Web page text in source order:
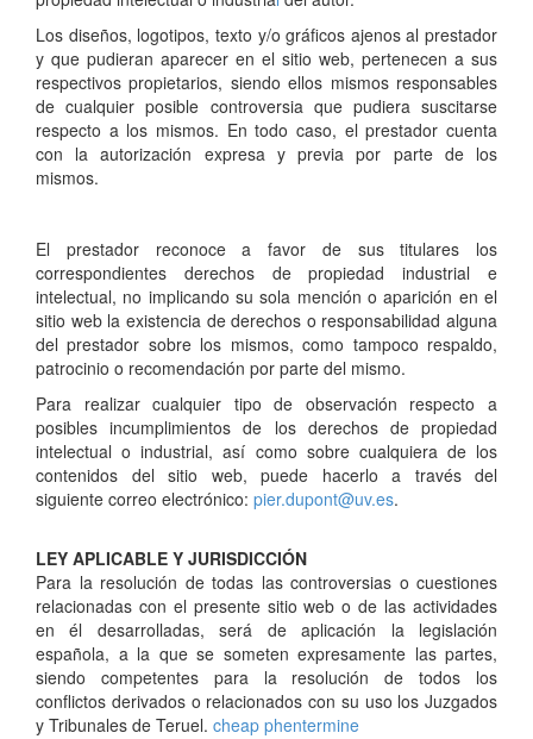
Los diseños, logotipos, texto y/o gráficos ajenos al prestador
y que pudieran aparecer en el sitio web, pertenecen a sus
respectivos propietarios, siendo ellos mismos responsables
de cualquier posible controversia que pudiera suscitarse
respecto a los mismos. En todo caso, el prestador cuenta
con la autorización expresa y previa por parte de los
mismos.
El prestador reconoce a favor de sus titulares los
correspondientes derechos de propiedad industrial e
intelectual, no implicando su sola mención o aparición en el
sitio web la existencia de derechos o responsabilidad alguna
del prestador sobre los mismos, como tampoco respaldo,
patrocinio o recomendación por parte del mismo.
Para realizar cualquier tipo de observación respecto a
posibles incumplimientos de los derechos de propiedad
intelectual o industrial, así como sobre cualquiera de los
contenidos del sitio web, puede hacerlo a través del
siguiente correo electrónico: pier.dupont@uv.es.
LEY APLICABLE Y JURISDICCIÓN
Para la resolución de todas las controversias o cuestiones
relacionadas con el presente sitio web o de las actividades
en él desarrolladas, será de aplicación la legislación
española, a la que se someten expresamente las partes,
siendo competentes para la resolución de todos los
conflictos derivados o relacionados con su uso los Juzgados
y Tribunales de Teruel. cheap phentermine